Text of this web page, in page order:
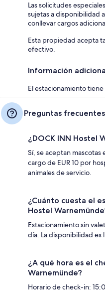
Las solicitudes
sujetas a disponibilidad
conllevar cargos
Esta propiedad acepta
efectivo.
Información
El estacionamiento
Preguntas frecuentes
¿DOCK INN Hostel
Sí, se aceptan
cargo de EUR 10 por
animales de servicio.
¿Cuánto cuesta el
Hostel
Estacionamiento sin
día. La disponibilidad es
¿A qué hora es el
Warnemünde?
Horario de check-in: